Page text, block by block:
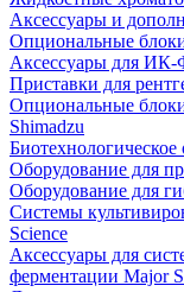
Аксессуары и
Опциональные
Аксессуары для ИК-
Приставки для
Опциональные
Shimadzu
Биотехнологическое
Оборудование для
Оборудование для
Системы
Science
Аксессуары для
ферментации Major